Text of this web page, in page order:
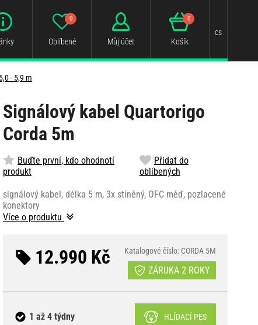
Oblíbené
0
Můj účet Košík
0
cs
5,0 - 5,9 m
Signálový kabel Quartorigo
Corda 5m
Buďte první, kdo ohodnotí
produkt
Přidat do
oblíbených
signálový kabel, délka 5 m, 3x stíněný, OFC měď, pozlacené
konektory
Více o produktu
12.990 Kč Katalogové číslo: CORDA 5M
ZÁRUKA 2 ROKY
1 až 4 týdny HLÍDACÍ PES